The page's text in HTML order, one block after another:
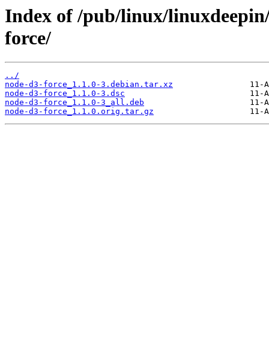
Index of /pub/linux/
force/
../
node-d3-force_1.1.0-3.debian.tar.xz
node-d3-force_1.1.0-3.dsc
node-d3-force_1.1.0-3_all.deb
node-d3-force_1.1.0.orig.tar.gz